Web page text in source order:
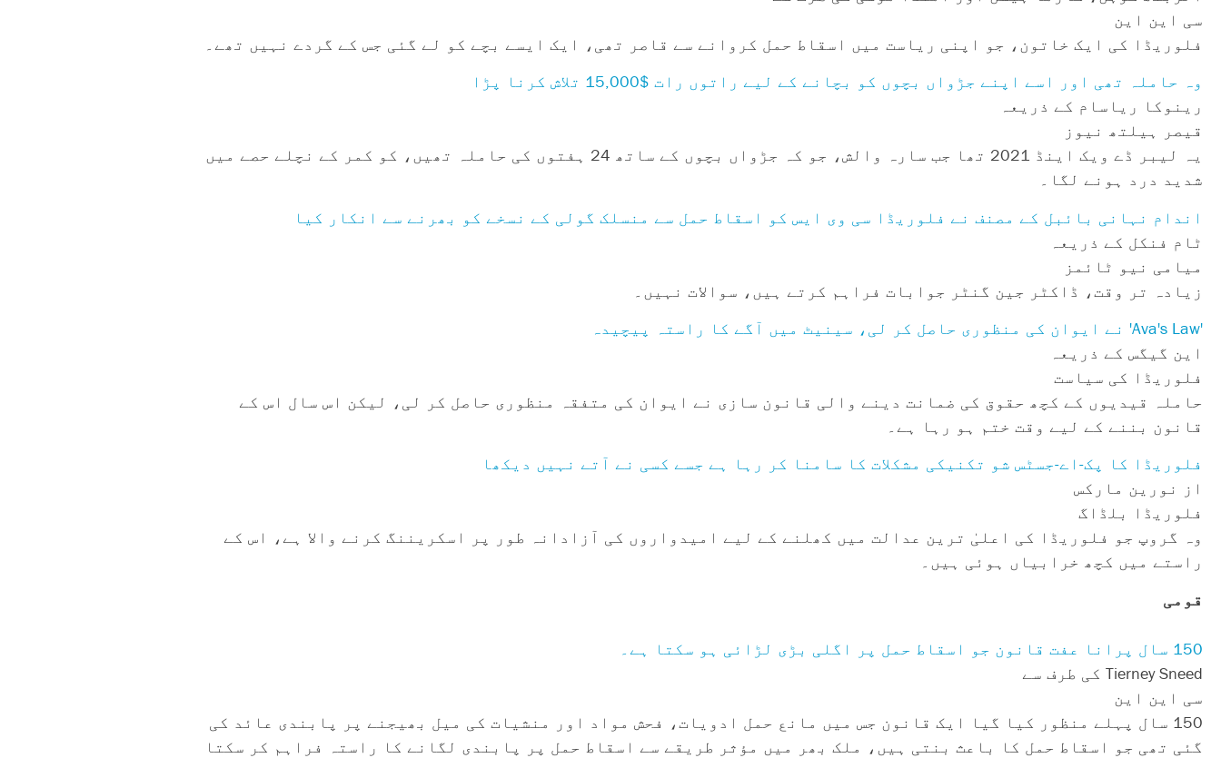
سی این این
فلوریڈا کی ایک خاتون، جو اپنی ریاست میں اسقاط حمل کروانے سے قاصر تھی، ایک ایسے بچے کو لے گئی جس کے گردے نہیں تھے۔
وہ حاملہ تھی اور اسے اپنے جڑواں بچوں کو بچانے کے لیے راتوں رات $15,000 تلاش کرنا پڑا
رینوکا ریاسام کے ذریعہ
قیصر ہیلتھ نیوز
یہ لیبر ڈے ویک اینڈ 2021 تھا جب سارہ والش، جو کہ جڑواں بچوں کے ساتھ 24 ہفتوں کی حاملہ تھیں، کو کمر کے نچلے حصے میں
شدید درد ہونے لگا۔
اندام نہانی بائبل کے مصنف نے فلوریڈا سی وی ایس کو اسقاط حمل سے منسلک گولی کے نسخے کو بھرنے سے انکار کیا
ٹام فنکل کے ذریعہ
میامی نیو ٹائمز
زیادہ تر وقت، ڈاکٹر جین گنٹر جوابات فراہم کرتے ہیں، سوالات نہیں۔
'Ava's Law' نے ایوان کی منظوری حاصل کر لی، سینیٹ میں آگے کا راستہ پیچیدہ
این گیگس کے ذریعہ
فلوریڈا کی سیاست
حاملہ قیدیوں کے کچھ حقوق کی ضمانت دینے والی قانون سازی نے ایوان کی متفقہ منظوری حاصل کر لی، لیکن اس سال اس کے
قانون بننے کے لیے وقت ختم ہو رہا ہے۔
فلوریڈا کا پک-اے-جسٹس شو تکنیکی مشکلات کا سامنا کر رہا ہے جسے کسی نے آتے نہیں دیکھا
از نورین مارکس
فلوریڈا بلڈاگ
وہ گروپ جو فلوریڈا کی اعلیٰ ترین عدالت میں کھلنے کے لیے امیدواروں کی آزادانہ طور پر اسکریننگ کرنے والا ہے، اس کے
راستے میں کچھ خرابیاں ہوئی ہیں۔
قومی
150 سال پرانا عفت قانون جو اسقاط حمل پر اگلی بڑی لڑائی ہو سکتا ہے۔
Tierney Sneed کی طرف سے
سی این این
150 سال پہلے منظور کیا گیا ایک قانون جس میں مانع حمل ادویات، فحش مواد اور منشیات کی میل بھیجنے پر پابندی عائد کی
گئی تھی جو اسقاط حمل کا باعث بنتی ہیں، ملک بھر میں مؤثر طریقے سے اسقاط حمل پر پابندی لگانے کا راستہ فراہم کر سکتا